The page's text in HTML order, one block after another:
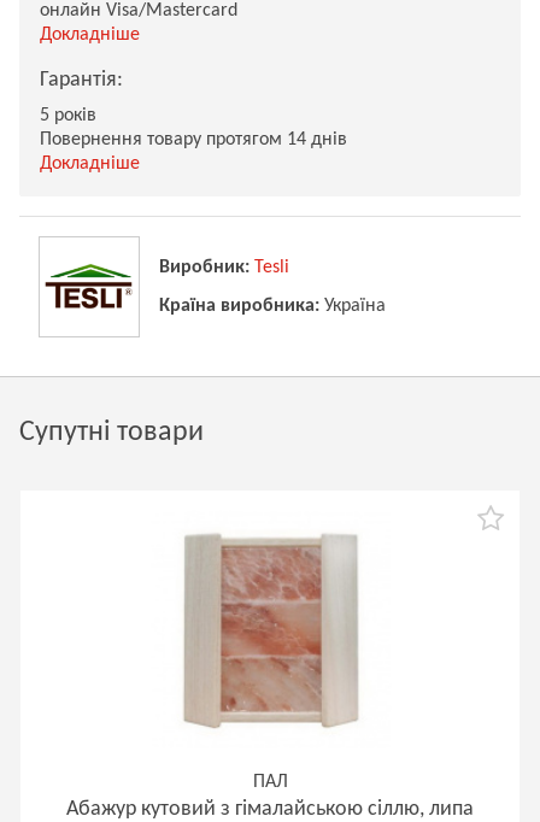
онлайн Visa/Mastercard
Докладніше
Гарантія:
5 років
Повернення товару протягом 14 днів
Докладніше
Виробник: Tesli
Країна виробника: Україна
Супутні товари
ПАЛ
Абажур кутовий з гімалайською сіллю, липа